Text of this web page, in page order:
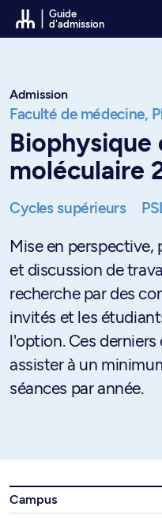
Passer au contenu
Guide
d'admission
Admission
Faculté de médecine,
moléculaire
Cycles supérieurs
Mise en perspective,
et discussion de
recherche par des
invités et les
l'option. Ces
assister à un
séances par année.
Campus